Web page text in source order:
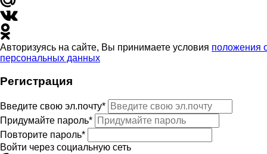
Авторизуясь на сайте, Вы принимаете условия положения
персональных данных
Регистрация
Введите свою эл.почту*
Придумайте пароль*
Повторите пароль*
Войти через социальную сеть